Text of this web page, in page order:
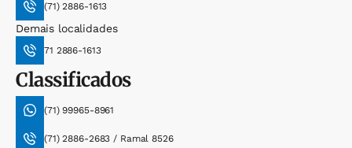
(71) 2886-1613
Demais localidades
71 2886-1613
Classificados
(71) 99965-8961
(71) 2886-2683 / Ramal 8526